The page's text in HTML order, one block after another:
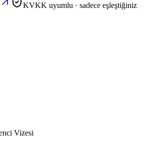
KVKK uyumlu · sadece eşleştiğiniz
Vizesi